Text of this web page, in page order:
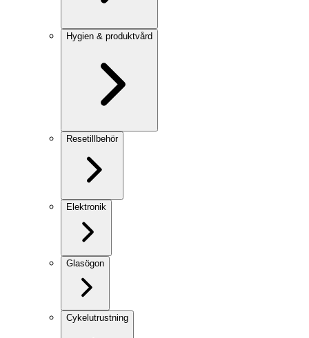
Hygien & produktvård
Resetillbehör
Elektronik
Glasögon
Cykelutrustning